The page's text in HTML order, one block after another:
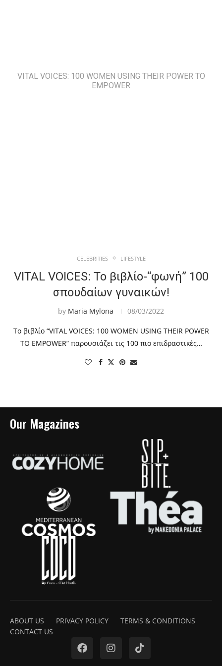
VITAL VOICES: 100 WOMEN USING THEIR POWER TO
EMPOWER
CELEBRITIES LIFESTYLE
VITAL VOICES: Το βιβλίο-“φωνή” 100
σπουδαίων γυναικών!
by Maria Mylona 08/03/2022
Το βιβλίο “VITAL VOICES: 100 WOMEN USING THEIR POWER
TO EMPOWER” παρουσιάζει τις 100 πιο επιδραστικές…
Our Magazines
ABOUT US PRIVACY POLICY
TERMS & CONDITIONS
CONTACT US